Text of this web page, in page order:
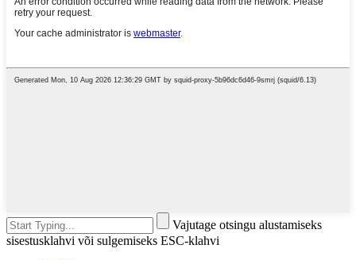
Vajutage otsingu alustamiseks
sisestusklahvi või sulgemiseks ESC-klahvi